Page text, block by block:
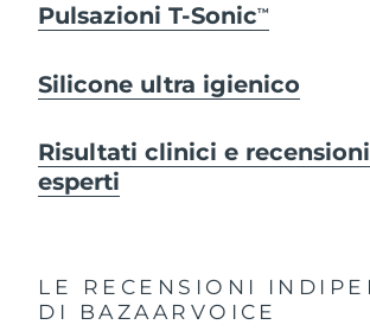
Pulsazioni T-SonicTM
Silicone ultra igienico
Risultati clinici e
esperti
LE RECENSIONI
DI BAZAARVOICE